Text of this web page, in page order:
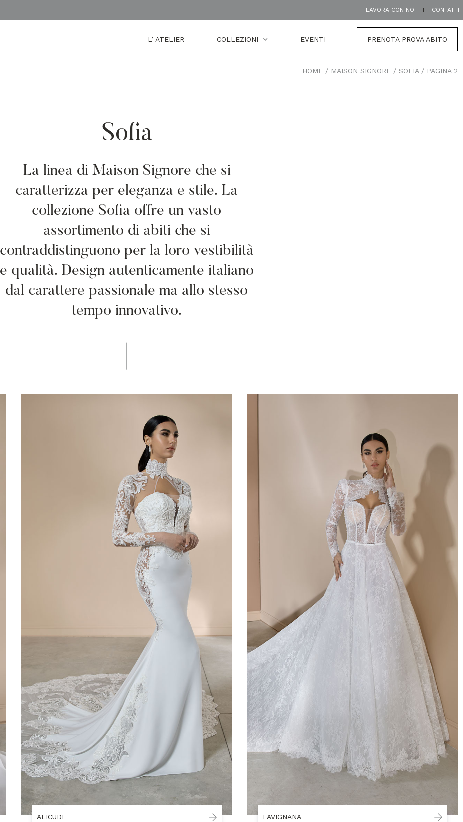
LAVORA CON NOI CONTATTI
L’ ATELIER COLLEZIONI EVENTI PRENOTA PROVA ABITO
HOME / MAISON SIGNORE / SOFIA/ PAGINA 2
Sofia
La linea di Maison Signore che si
caratterizza per eleganza e stile. La
collezione Sofia offre un vasto
assortimento di abiti che si
contraddistinguono per la loro vestibilità
e qualità. Design autenticamente italiano
dal carattere passionale ma allo stesso
tempo innovativo.
ALICUDI FAVIGNANA